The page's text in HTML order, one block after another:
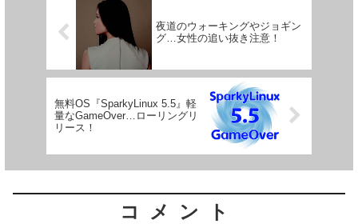
夜道のウォーキングやジョギン
グ…女性の追い抜き注意！
無料OS『SparkyLinux 5.5』軽
量なGameOver…ローリングリ
リース！
コメント